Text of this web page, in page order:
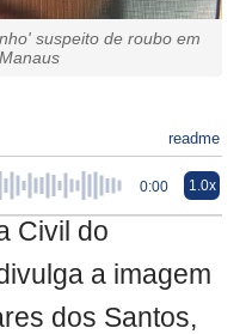
suspeito de roubo em
Manaus
readme
0:00 1.0x
Civil do
a imagem
dos Santos,